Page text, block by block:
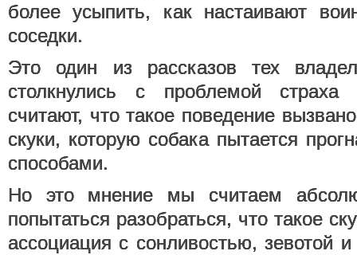
более усыпить, как настаивают
соседки.
Это один из рассказов тех
столкнулись с проблемой страха
считают, что такое поведение
скуки, которую собака пытается
способами.
Но это мнение мы считаем
попытаться разобраться, что такое
ассоциация с сонливостью, зевотой